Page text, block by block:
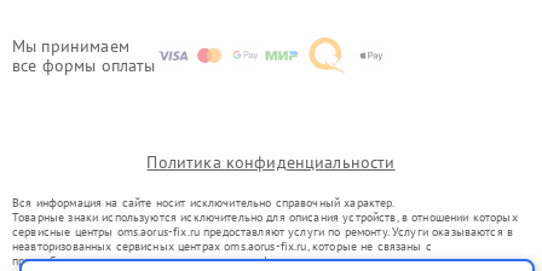
Мы принимаем
все формы оплаты
Политика конфиденциальности
Вся информация на сайте носит исключительно справочный характер.
Товарные знаки используются исключительно для описания устройств, в отношении которых
сервисные центры oms.aorus-fix.ru предоставляют услуги по ремонту. Услуги оказываются в
неавторизованных сервисных центрах oms.aorus-fix.ru, которые не связаны с
правообладателями товарных знаков или их официальными представителями.